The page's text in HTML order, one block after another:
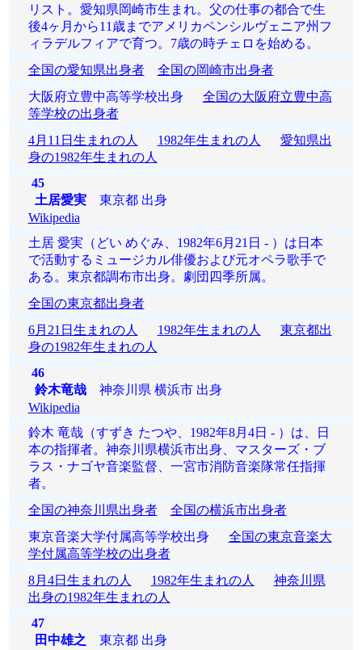
リスト。愛知県岡崎市生まれ。父の仕事の都合で生
後4ヶ月から11歳までアメリカペンシルヴェニア州フ
ィラデルフィアで育つ。7歳の時チェロを始める。
全国の愛知県出身者
全国の岡崎市出身者
大阪府立豊中高等学校出身 全国の大阪府立豊中高
等学校の出身者
4月11日生まれの人
1982年生まれの人
愛知県出
身の1982年生まれの人
45
土居愛実東京都 出身
Wikipedia
土居 愛実（どい めぐみ、1982年6月21日 - ）は日本
で活動するミュージカル俳優および元オペラ歌手で
ある。東京都調布市出身。劇団四季所属。
全国の東京都出身者
6月21日生まれの人
1982年生まれの人
東京都出
身の1982年生まれの人
46
鈴木竜哉神奈川県 横浜市 出身
Wikipedia
鈴木 竜哉（すずき たつや、1982年8月4日 - ）は、日
本の指揮者。神奈川県横浜市出身、マスターズ・ブ
ラス・ナゴヤ音楽監督、一宮市消防音楽隊常任指揮
者。
全国の神奈川県出身者
全国の横浜市出身者
東京音楽大学付属高等学校出身 全国の東京音楽大
学付属高等学校の出身者
8月4日生まれの人
1982年生まれの人
神奈川県
出身の1982年生まれの人
47
田中雄之 東京都 出身